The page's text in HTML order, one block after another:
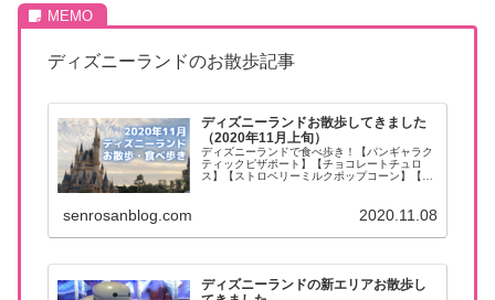
ディズニーランドのお散歩記事
ディズニーランドお散歩してきました
（2020年11月上旬）
ディズニーランドで食べ歩き！【パンギャラク
ティックピザポート】【チョコレートチュロ
ス】【ストロベリーミルクポップコーン】【角
senrosanblog.com 2020.11.08
ディズニーランドの新エリアお散歩し